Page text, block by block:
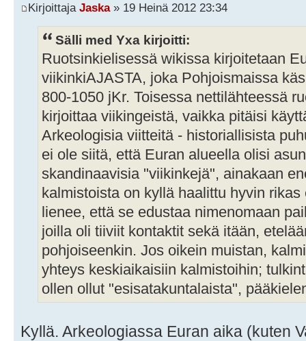
Kirjoittaja Jaska» 19 Heinä 2012 23:34
Sälli med Yxa kirjoitti:
Ruotsinkielisessä wikissa kirjoitetaan
viikinkiAJASTA, joka Pohjoismaissa
800-1050 jKr. Toisessa nettilähteessä
kirjoittaa viikingeistä, vaikka pitäisi
Arkeologisia viitteitä - historiallisista
ei ole siitä, että Euran alueella olisi
skandinaavisia "viikinkejä", ainakaan
kalmistoista on kyllä haalittu hyvin
lienee, että se edustaa nimenomaan
joilla oli tiiviit kontaktit sekä itään,
pohjoiseenkin. Jos oikein muistan,
yhteys keskiaikaisiin kalmistoihin;
ollen ollut "esisatakuntalaista",
Kyllä. Arkeologiassa Euran aika (kuten